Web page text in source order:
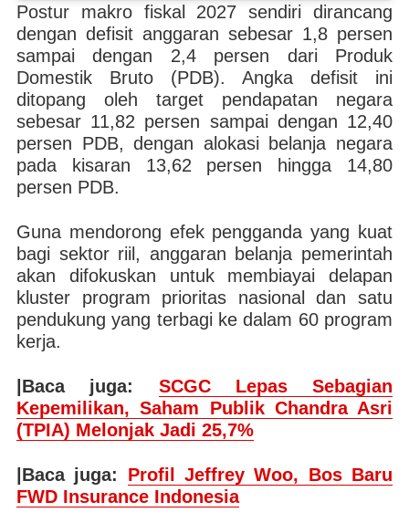
Postur makro fiskal 2027 sendiri dirancang
dengan defisit anggaran sebesar 1,8 persen
sampai dengan 2,4 persen dari Produk
Domestik Bruto (PDB). Angka defisit ini
ditopang oleh target pendapatan negara
sebesar 11,82 persen sampai dengan 12,40
persen PDB, dengan alokasi belanja negara
pada kisaran 13,62 persen hingga 14,80
persen PDB.
Guna mendorong efek pengganda yang kuat
bagi sektor riil, anggaran belanja pemerintah
akan difokuskan untuk membiayai delapan
kluster program prioritas nasional dan satu
pendukung yang terbagi ke dalam 60 program
kerja.
|Baca juga: SCGC Lepas Sebagian
Kepemilikan, Saham Publik Chandra Asri
(TPIA) Melonjak Jadi 25,7%
|Baca juga: Profil Jeffrey Woo, Bos Baru
FWD Insurance Indonesia